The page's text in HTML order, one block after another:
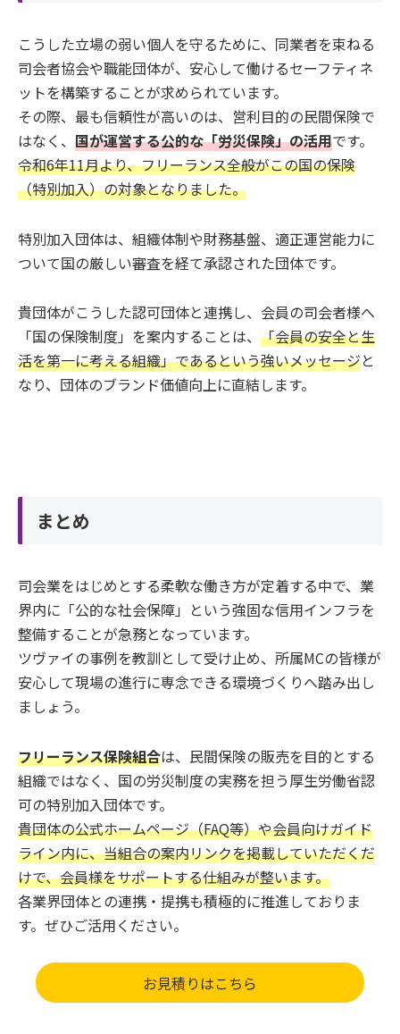
こうした立場の弱い個人を守るために、同業者を束ねる
司会者協会や職能団体が、安心して働けるセーフティネ
ットを構築することが求められています。
その際、最も信頼性が高いのは、営利目的の民間保険で
はなく、 国が運営する公的な「労災保険」の活用です。
令和6年11月より、フリーランス全般がこの国の保険
（特別加入）の対象となりました。
特別加入団体は、組織体制や財務基盤、適正運営能力に
ついて国の厳しい審査を経て承認された団体です。
貴団体がこうした認可団体と連携し、会員の司会者様へ
「国の保険制度」を案内することは、 「会員の安全と生
活を第一に考える組織」であるという強いメッセージと
なり、団体のブランド価値向上に直結します。
まとめ
司会業をはじめとする柔軟な働き方が定着する中で、業
界内に「公的な社会保障」という強固な信用インフラを
整備することが急務となっています。
ツヴァイの事例を教訓として受け止め、所属MCの皆様が
安心して現場の進行に専念できる環境づくりへ踏み出し
ましょう。
フリーランス保険組合は、民間保険の販売を目的とする
組織ではなく、国の労災制度の実務を担う厚生労働省認
可の特別加入団体です。
貴団体の公式ホームページ（FAQ等）や会員向けガイド
ライン内に、当組合の案内リンクを掲載していただくだ
けで、会員様をサポートする仕組みが整います。
各業界団体との連携・提携も積極的に推進しておりま
す。ぜひご活用ください。
お見積りはこちら